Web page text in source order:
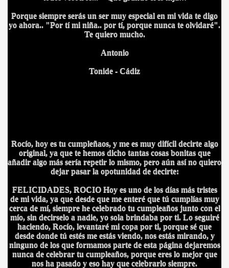
Porque siempre serás un ser muy especial en mi vida te digo
yo ahora.. "Por tí mi niña.. por tí, porque nunca te olvidaré".
Te quiero mucho.
Antonio
Tonide - Cádiz
Rocío, hoy es tu cumpleñaos, y me es muy difícil decirte algo
original, ya que te hemos dicho tantas cosas bonitas que
añadir algo más sería repetir lo mismo, pero aún así no quiero
dejar pasar la opotunidad de decirte:
FELICIDADES, ROCIO Hoy es uno de los días más tristes
de mi vida, ya que desde que me enteré que tú cumplías muy
cerca de mí, siempre he celebrado tu cumpleaños junto con el
mío, sin decirselo a nadie, yo sola brindaba por ti. Lo seguiré
haciendo, Rocío, levantaré mi copa por ti, porque sé que
desde donde tú estés me estás viendo, nos estás mirando, y
ninguno de los que formamos parte de esta página dejaremos
nunca de celebrar tu cumpleaños, porque eres lo mejor que
nos ha pasado y eso hay que celebrarlo siempre.
TANI